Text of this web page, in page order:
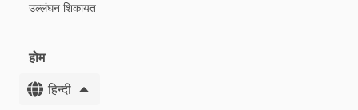
उल्लंघन शिकायत
होम
हिन्दी